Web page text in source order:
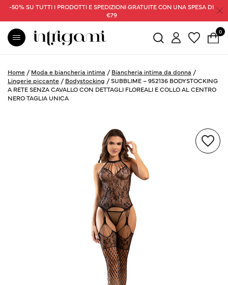
-50% SU TUTTI I PRODOTTI E SPEDIZIONI GRATUITE CON UNA SPESA DI
€79
0
Home / Moda e biancheria intima / Biancheria intima da donna /
Lingerie piccante / Bodystocking /SUBBLIME – 952136 BODYSTOCKING
A RETE SENZA CAVALLO CON DETTAGLI FLOREALI E COLLO AL CENTRO
NERO TAGLIA UNICA